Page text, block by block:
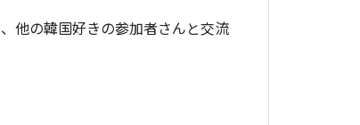
他の韓国好きの参加者さんと交流